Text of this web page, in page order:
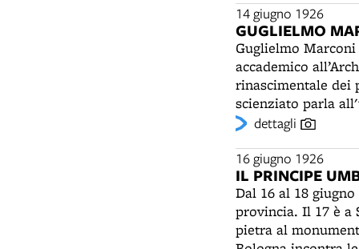
"Transatlantico" (il
l’orologio al
ristrutturato, con
degli stucchi
La
cingeva e la
cavalcavia per la
ufficialmente il 21
un primo tempo
realizzato il
dipendente del
interni della
14 giugno 1926
GUGLIELMO
Guglielmo
accademico
rinascimentale dei
scienziato parla
propria attività di
trasmissione del
perfezionamenti
dell'affondamento
salvezza di vite in
recarono in corteo
dettagli
16 giugno 1926
IL PRINCIPE
Dal 16 al 18
provincia. Il 17 è a
pietra al